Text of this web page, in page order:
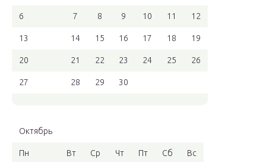
6 7 8 9 10 11 12
13 14 15 16 17 18 19
20 21 22 23 24 25 26
27 28 29 30
Октябрь
Пн Вт Ср Чт Пт Сб Вс